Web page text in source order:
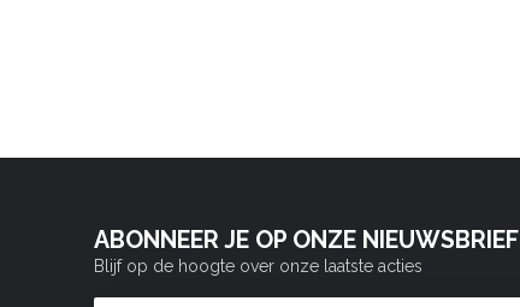
ABONNEER JE OP ONZE NIEUWSBRIEF
Blijf op de hoogte over onze laatste acties